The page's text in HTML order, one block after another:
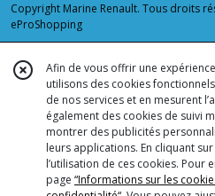
Copyright Marine Renault. Tous droits
eProShopping
Afin de vous offrir une
utilisons des cookies
de nos services et en mesurent
également des cookies de suivi
montrer des publicités
leurs applications. En cliquant sur
l’utilisation de ces cookies. Pour
page “Informations sur les